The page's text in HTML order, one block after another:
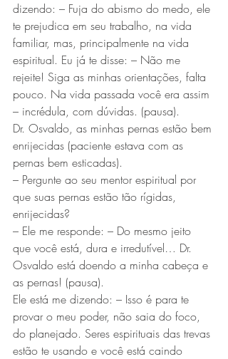
dizendo: – Fuja do abismo do medo, ele
te prejudica em seu trabalho, na vida
familiar, mas, principalmente na vida
espiritual. Eu já te disse: – Não me
rejeite! Siga as minhas orientações, falta
pouco. Na vida passada você era assim
– incrédula, com dúvidas. (pausa).
Dr. Osvaldo, as minhas pernas estão bem
enrijecidas (paciente estava com as
pernas bem esticadas).
– Pergunte ao seu mentor espiritual por
que suas pernas estão tão rígidas,
enrijecidas?
– Ele me responde: – Do mesmo jeito
que você está, dura e irredutível… Dr.
Osvaldo está doendo a minha cabeça e
as pernas! (pausa).
Ele está me dizendo: – Isso é para te
provar o meu poder, não saia do foco,
do planejado. Seres espirituais das trevas
estão te usando e você está caindo